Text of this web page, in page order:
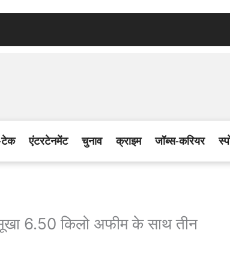
टेक एंटरटेनमेंट चुनाव क्राइम जॉब्स-करियर
6.50 किलो अफीम के साथ तीन